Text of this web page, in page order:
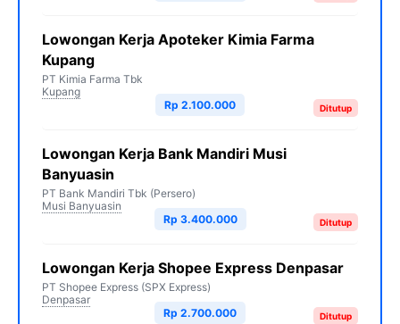
Lowongan Kerja Apoteker Kimia Farma
Kupang
PT Kimia Farma Tbk
Kupang
Ditutup
Rp 2.100.000
Lowongan Kerja Bank Mandiri Musi
Banyuasin
PT Bank Mandiri Tbk (Persero)
Musi Banyuasin
Ditutup
Rp 3.400.000
Lowongan Kerja Shopee Express Denpasar
PT Shopee Express (SPX Express)
Denpasar
Ditutup
Rp 2.700.000